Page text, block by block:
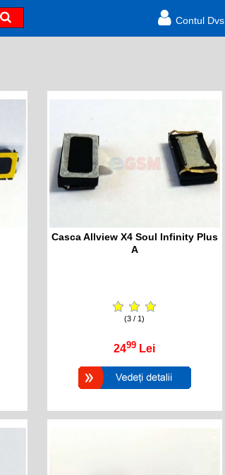
Contul Dvs.
Casca Allview X4 Soul Infinity Plus
A
(3 / 1)
2499 Lei